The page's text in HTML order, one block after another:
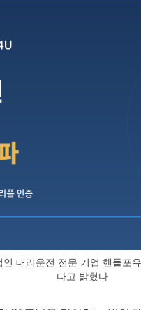
대리운전 전문 기업 핸들포
다고 밝혔다